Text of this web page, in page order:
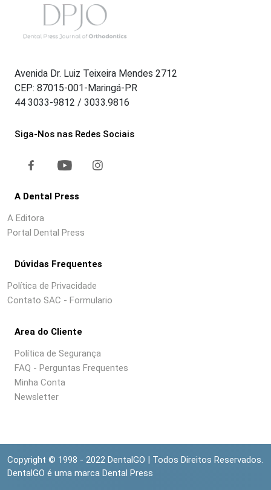
Avenida Dr. Luiz Teixeira Mendes 2712
CEP: 87015-001-Maringá-PR
44 3033-9812 / 3033.9816
Siga-Nos nas Redes Sociais
A Dental Press
A Editora
Portal Dental Press
Dúvidas Frequentes
Política de Privacidade
Contato SAC - Formulario
Area do Cliente
Política de Segurança
FAQ - Perguntas Frequentes
Minha Conta
Newsletter
Copyright © 1998 - 2022 DentalGO | Todos Direitos Reservados.
DentalGO é uma marca Dental Press